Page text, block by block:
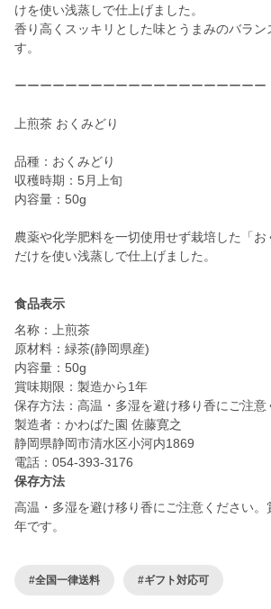
けを使い浅蒸しで仕上げました。
香り高くスッキリとした味とうまみのバラン
す。
ーーーーーーーーーーーーーーーーーーーー
上煎茶 おくみどり
品種：おくみどり
収穫時期：5月上旬
内容量：50g
農薬や化学肥料を一切使用せず栽培した「
食品表示
名称：上煎茶
原材料：緑茶(静岡県産)
内容量：50g
賞味期限：製造から1年
保存方法：高温・多湿を避け移り香にご注意
製造者：かわばた園 佐藤寛之
静岡県静岡市清水区小河内1869
電話：054-393-3176
保存方法
高温・多湿を避け移り香にご注意ください。
年です。
#全国一律送料 #ギフト対応可